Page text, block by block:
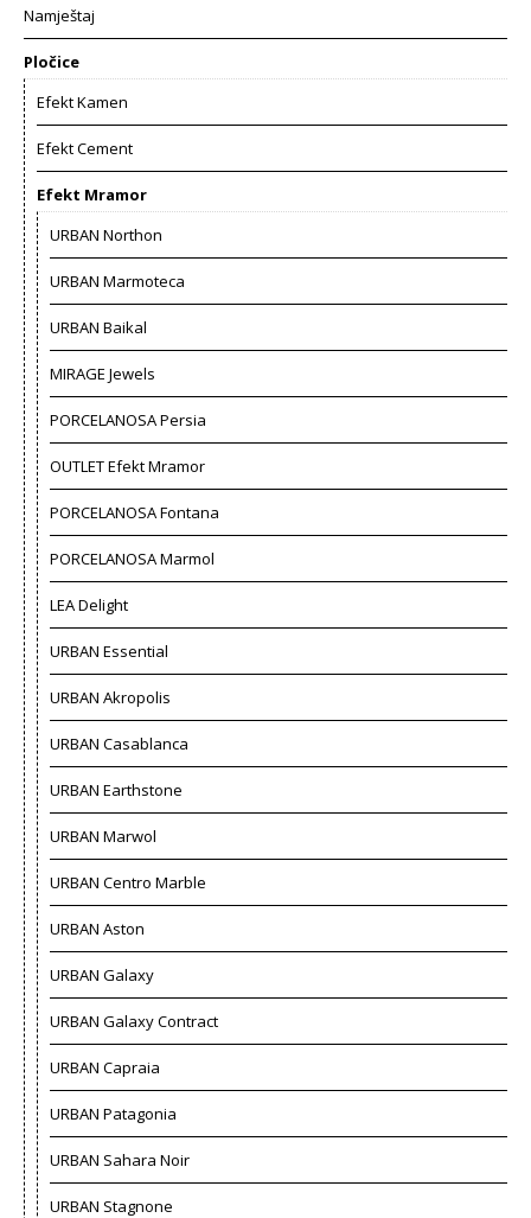
Namještaj
Pločice
Efekt Kamen
Efekt Cement
Efekt Mramor
URBAN Northon
URBAN Marmoteca
URBAN Baikal
MIRAGE Jewels
PORCELANOSA Persia
OUTLET Efekt Mramor
PORCELANOSA Fontana
PORCELANOSA Marmol
LEA Delight
URBAN Essential
URBAN Akropolis
URBAN Casablanca
URBAN Earthstone
URBAN Marwol
URBAN Centro Marble
URBAN Aston
URBAN Galaxy
URBAN Galaxy Contract
URBAN Capraia
URBAN Patagonia
URBAN Sahara Noir
URBAN Stagnone